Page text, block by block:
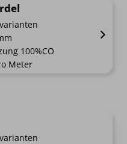
100%CO
€0.49 bis €0.69
Meter